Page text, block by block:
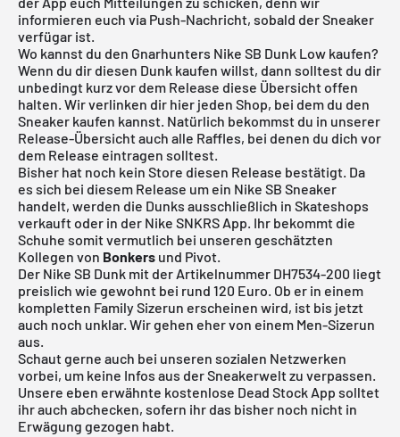
informieren euch via Push-Nachricht, sobald der Sneaker
verfügar ist.
Wo kannst du den Gnarhunters Nike SB Dunk Low kaufen?
Wenn du dir diesen Dunk kaufen willst, dann solltest du dir
unbedingt kurz vor dem Release diese Übersicht offen
halten. Wir verlinken dir hier jeden Shop, bei dem du den
Sneaker kaufen kannst. Natürlich bekommst du in unserer
Release-Übersicht auch alle Raffles, bei denen du dich vor
dem Release eintragen solltest.
Bisher hat noch kein Store diesen Release bestätigt. Da
es sich bei diesem Release um ein Nike SB Sneaker
handelt, werden die Dunks ausschließlich in Skateshops
verkauft oder in der Nike SNKRS App. Ihr bekommt die
Schuhe somit vermutlich bei unseren geschätzten
Kollegen von Bonkers und Pivot.
Der Nike SB Dunk mit der Artikelnummer DH7534-200 liegt
preislich wie gewohnt bei rund 120 Euro. Ob er in einem
kompletten Family Sizerun erscheinen wird, ist bis jetzt
auch noch unklar. Wir gehen eher von einem Men-Sizerun
aus.
Schaut gerne auch bei unseren sozialen Netzwerken
vorbei, um keine Infos aus der Sneakerwelt zu verpassen.
Unsere eben erwähnte kostenlose Dead Stock App solltet
ihr auch abchecken, sofern ihr das bisher noch nicht in
Erwägung gezogen habt.